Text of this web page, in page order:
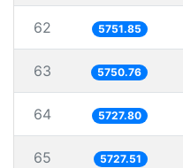
62 5751.85
63 5750.76
64 5727.80
65 5727.51